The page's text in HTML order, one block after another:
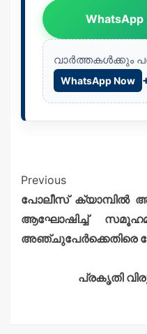
വാർത്തകൾക്കും
WhatsApp Now
Previous
പോലീസ് ക്യാമ്പിൽ
ആഘോഷിച്ച്
അഞ്ചുപേർക്കെതിരെ
പ്രകൃതി